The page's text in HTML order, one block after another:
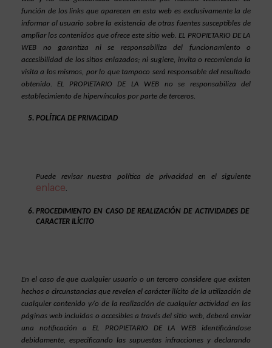
función de los links que aparecen en esta web es exclusivamente la de
informar al usuario sobre la existencia de otras fuentes susceptibles de
ampliar los contenidos que ofrece este sitio web. EL PROPIETARIO DE LA
WEB no garantiza ni se responsabiliza del funcionamiento o
accesibilidad de los sitios enlazados; ni sugiere, invita o recomienda la
visita a los mismos, por lo que tampoco será responsable del resultado
obtenido. EL PROPIETARIO DE LA WEB no se responsabiliza del
establecimiento de hipervínculos por parte de terceros.
POLÍTICA DE PRIVACIDAD
enlace.
PROCEDIMIENTO EN CASO DE REALIZACIÓN DE ACTIVIDADES DE
CARACTER ILÍCITO
En el caso de que cualquier usuario o un tercero considere que existen
hechos o circunstancias que revelen el carácter ilícito de la utilización de
cualquier contenido y/o de la realización de cualquier actividad en las
páginas web incluidas o accesibles a través del sitio web, deberá enviar
una notificación a EL PROPIETARIO DE LA WEB identificándose
debidamente, especificando las supuestas infracciones y declarando